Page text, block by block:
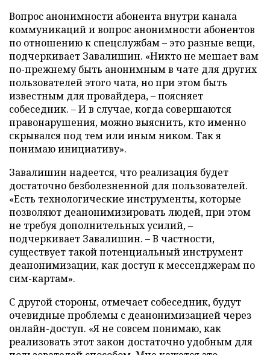
Вопрос анонимности абонента внутри канала
коммуникаций и вопрос анонимности абонентов
по отношению к спецслужбам – это разные вещи,
подчеркивает Завалишин. «Никто не мешает вам
по-прежнему быть анонимным в чате для других
пользователей этого чата, но при этом быть
известным для провайдера, – поясняет
собеседник. – И в случае, когда совершаются
правонарушения, можно выяснить, кто именно
скрывался под тем или иным ником. Так я
понимаю инициативу».
Завалишин надеется, что реализация будет
достаточно безболезненной для пользователей.
«Есть технологические инструменты, которые
позволяют деанонимизировать людей, при этом
не требуя дополнительных усилий, –
подчеркивает Завалишин. – В частности,
существует такой потенциальный инструмент
деанонимизации, как доступ к мессенджерам по
сим-картам».
С другой стороны, отмечает собеседник, будут
очевидные проблемы с деанонимизацией через
онлайн-доступ. «Я не совсем понимаю, как
реализовать этот закон достаточно удобным для